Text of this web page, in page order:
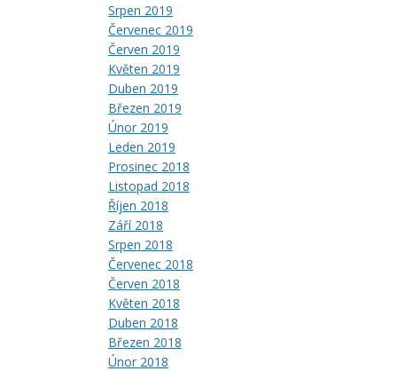
Srpen 2019
Červenec 2019
Červen 2019
Květen 2019
Duben 2019
Březen 2019
Únor 2019
Leden 2019
Prosinec 2018
Listopad 2018
Říjen 2018
Září 2018
Srpen 2018
Červenec 2018
Červen 2018
Květen 2018
Duben 2018
Březen 2018
Únor 2018